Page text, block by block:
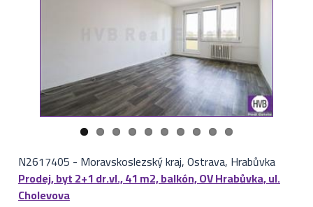
N2617405 - Moravskoslezský kraj, Ostrava, Hrabůvka
Prodej, byt 2+1 dr.vl., 41 m2, balkón, OV Hrabůvka, ul.
Cholevova